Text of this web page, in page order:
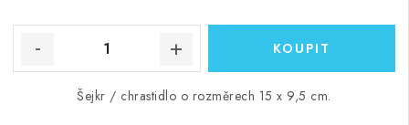
Šejkr / chrastidlo o rozměrech 15 x 9,5 cm.